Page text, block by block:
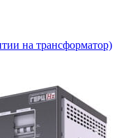
на трансформатор)